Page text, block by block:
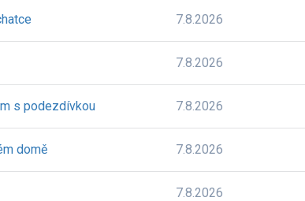
7.8.2026
7.8.2026
s podezdívkou 7.8.2026
domě 7.8.2026
7.8.2026